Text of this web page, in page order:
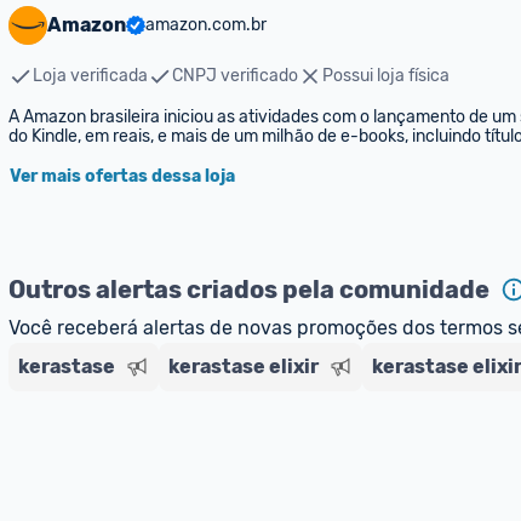
Amazon amazon.com.br
Loja verificada CNPJ verificado
Possui loja física
A Amazon brasileira iniciou as atividades com o lançamento de
do Kindle, em reais, e mais de um milhão de e-books, incluindo
Ver mais ofertas dessa loja
Outros alertas criados pela comunidade
Você receberá alertas de novas promoções dos termos
kerastase
kerastase elixir kerastase